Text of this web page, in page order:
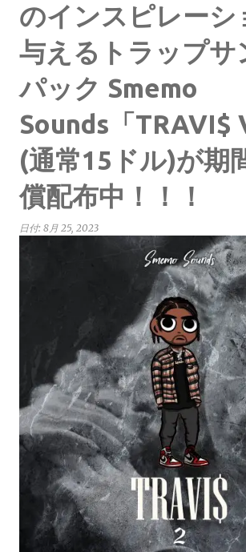
のインスピレーシ
与えるトラップサ
パック Smemo
Sounds「TRAVI$
(通常15ドル)が期
償配布中！！！
日付: 8月 25, 2023